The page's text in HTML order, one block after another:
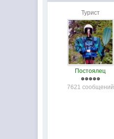
Турист
Постоялец
7621 сообщений